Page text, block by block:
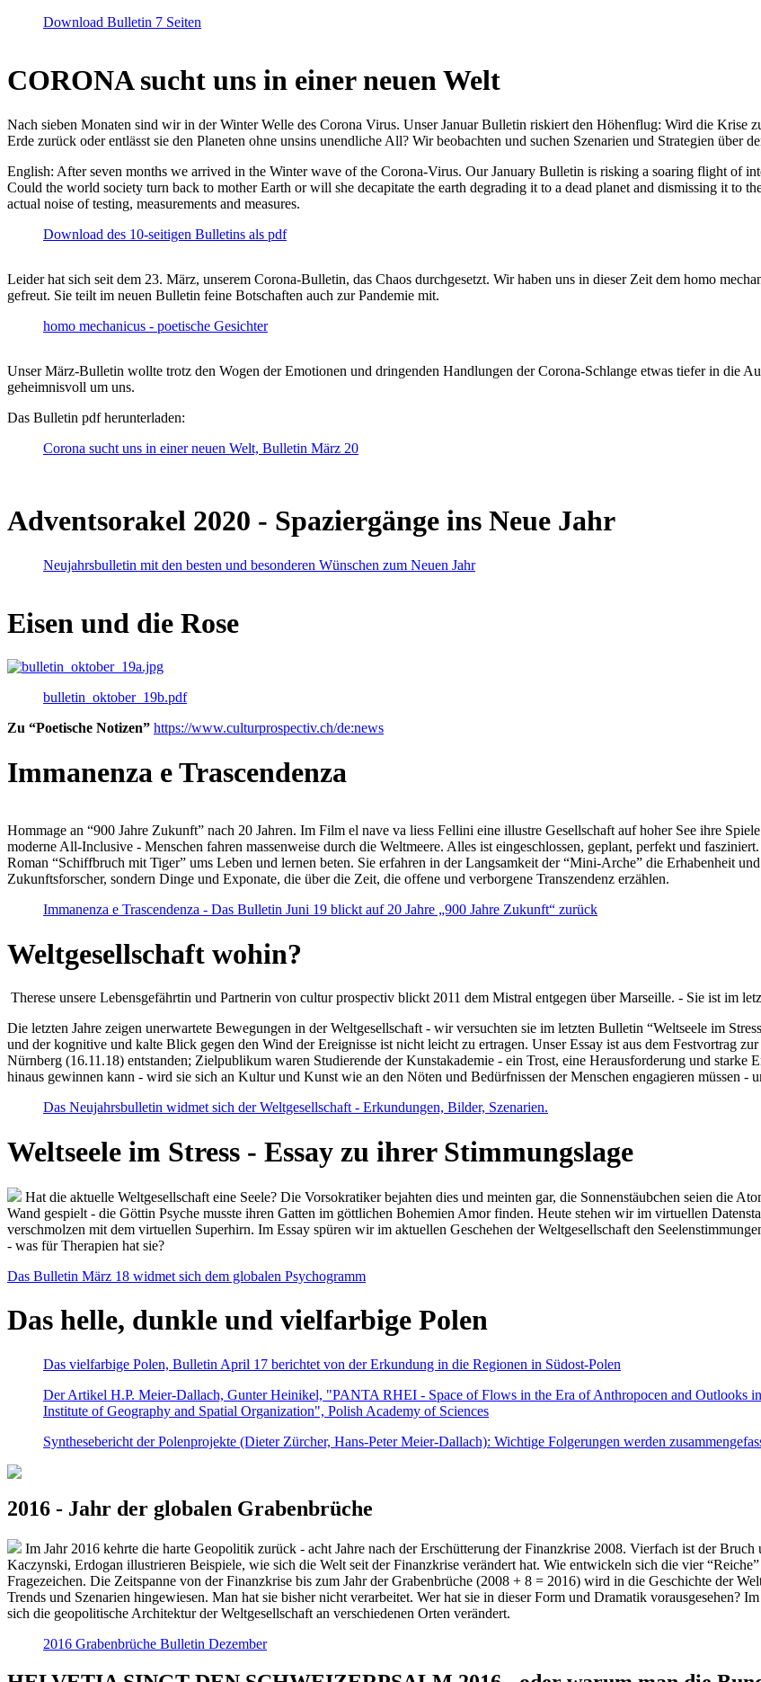
Download Bulletin 7 Seiten
CORONA sucht uns in einer neuen Welt
Nach sieben Monaten sind wir in der Winter Welle des Corona Virus. Unser Januar Bulletin riskiert den Höhenflug: Wird die Krise
Erde zurück oder entlässt sie den Planeten ohne unsins unendliche All? Wir beobachten und suchen Szenarien und Strategien über
English: After seven months we arrived in the Winter wave of the Corona-Virus. Our January Bulletin is risking a soaring flight of
Could the world society turn back to mother Earth or will she decapitate the earth degrading it to a dead planet and dismissing it to
actual noise of testing, measurements and measures.
Download des 10-seitigen Bulletins als pdf
Leider hat sich seit dem 23. März, unserem Corona-Bulletin, das Chaos durchgesetzt. Wir haben uns in dieser Zeit dem homo
gefreut. Sie teilt im neuen Bulletin feine Botschaften auch zur Pandemie mit.
homo mechanicus - poetische Gesichter
Unser März-Bulletin wollte trotz den Wogen der Emotionen und dringenden Handlungen der Corona-Schlange etwas tiefer in die
geheimnisvoll um uns.
Das Bulletin pdf herunterladen:
Corona sucht uns in einer neuen Welt, Bulletin März 20
Adventsorakel 2020 - Spaziergänge ins Neue Jahr
Neujahrsbulletin mit den besten und besonderen Wünschen zum Neuen Jahr
Eisen und die Rose
bulletin_oktober_19b.pdf
Zu “Poetische Notizen” https://www.culturprospectiv.ch/de:news
Immanenza e Trascendenza
Hommage an “900 Jahre Zukunft” nach 20 Jahren. Im Film el nave va liess Fellini eine illustre Gesellschaft auf hoher See ihre
moderne All-Inclusive - Menschen fahren massenweise durch die Weltmeere. Alles ist eingeschlossen, geplant, perfekt und
Roman “Schiffbruch mit Tiger” ums Leben und lernen beten. Sie erfahren in der Langsamkeit der “Mini-Arche” die Erhabenheit
Zukunftsforscher, sondern Dinge und Exponate, die über die Zeit, die offene und verborgene Transzendenz erzählen.
Immanenza e Trascendenza - Das Bulletin Juni 19 blickt auf 20 Jahre „900 Jahre Zukunft“ zurück
Weltgesellschaft wohin?
Therese unsere Lebensgefährtin und Partnerin von cultur prospectiv blickt 2011 dem Mistral entgegen über Marseille. - Sie ist im
Die letzten Jahre zeigen unerwartete Bewegungen in der Weltgesellschaft - wir versuchten sie im letzten Bulletin “Weltseele im
und der kognitive und kalte Blick gegen den Wind der Ereignisse ist nicht leicht zu ertragen. Unser Essay ist aus dem Festvortrag
Nürnberg (16.11.18) entstanden; Zielpublikum waren Studierende der Kunstakademie - ein Trost, eine Herausforderung und starke
hinaus gewinnen kann - wird sie sich an Kultur und Kunst wie an den Nöten und Bedürfnissen der Menschen engagieren müssen -
Das Neujahrsbulletin widmet sich der Weltgesellschaft - Erkundungen, Bilder, Szenarien.
Weltseele im Stress - Essay zu ihrer Stimmungslage
Hat die aktuelle Weltgesellschaft eine Seele? Die Vorsokratiker bejahten dies und meinten gar, die Sonnenstäubchen seien die
Wand gespielt - die Göttin Psyche musste ihren Gatten im göttlichen Bohemien Amor finden. Heute stehen wir im virtuellen
verschmolzen mit dem virtuellen Superhirn. Im Essay spüren wir im aktuellen Geschehen der Weltgesellschaft den
- was für Therapien hat sie?
Das Bulletin März 18 widmet sich dem globalen Psychogramm
Das helle, dunkle und vielfarbige Polen
Das vielfarbige Polen, Bulletin April 17 berichtet von der Erkundung in die Regionen in Südost-Polen
Der Artikel H.P. Meier-Dallach, Gunter Heinikel, "PANTA RHEI - Space of Flows in the Era of Anthropocen and Outlooks
Institute of Geography and Spatial Organization", Polish Academy of Sciences
Synthesebericht der Polenprojekte (Dieter Zürcher, Hans-Peter Meier-Dallach): Wichtige Folgerungen werden
2016 - Jahr der globalen Grabenbrüche
Im Jahr 2016 kehrte die harte Geopolitik zurück - acht Jahre nach der Erschütterung der Finanzkrise 2008. Vierfach ist der
Kaczynski, Erdogan illustrieren Beispiele, wie sich die Welt seit der Finanzkrise verändert hat. Wie entwickeln sich die vier
Fragezeichen. Die Zeitspanne von der Finanzkrise bis zum Jahr der Grabenbrüche (2008 + 8 = 2016) wird in die Geschichte der
Trends und Szenarien hingewiesen. Man hat sie bisher nicht verarbeitet. Wer hat sie in dieser Form und Dramatik vorausgesehen?
sich die geopolitische Architektur der Weltgesellschaft an verschiedenen Orten verändert.
2016 Grabenbrüche Bulletin Dezember